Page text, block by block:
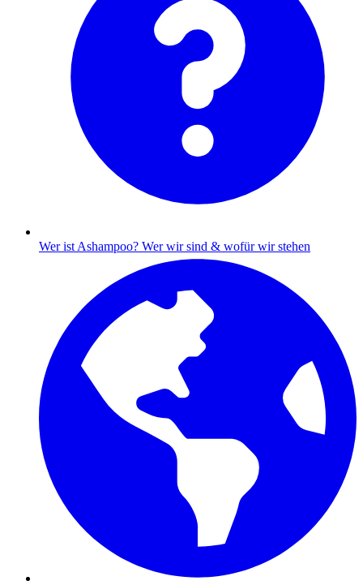
Wer ist Ashampoo? Wer wir sind & wofür wir stehen